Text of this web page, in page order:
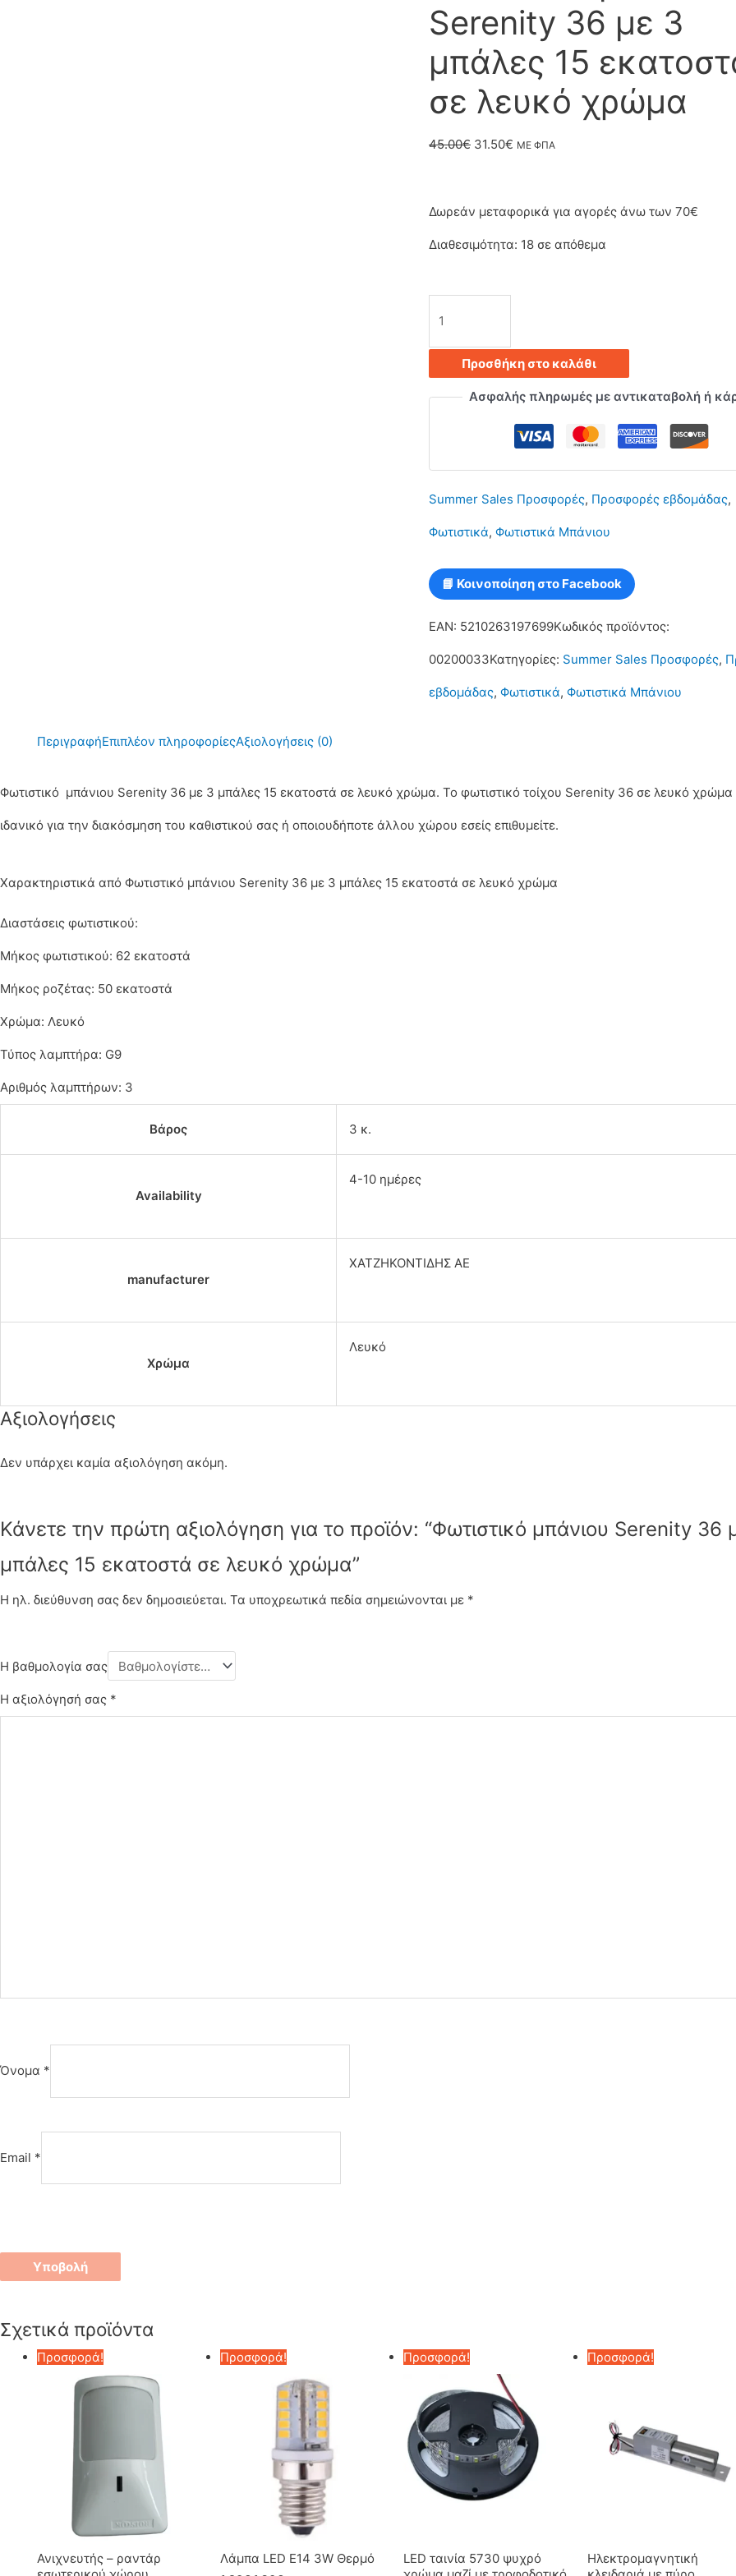
Serenity 36 με 3
μπάλες 15
σε λευκό χρώμα
45.00€ Original
was:
45.00€.
31.50€ Η
τιμή
είναι:
ΜΕ ΦΠΑ
Δωρεάν μεταφορικά για αγορές άνω των 70€
Διαθεσιμότητα: 18 σε απόθεμα
μπάνιου
Serenity
3
μπάλες
15
εκατοστά
ποσότητα
Προσθήκη στο καλάθι
Ασφαλής πληρωμές με αντικαταβολή ή
Summer Sales Προσφορές, Προσφορές εβδομάδας,
Φωτιστικά,Φωτιστικά Μπάνιου
📘 Κοινοποίηση στο Facebook
EAN: 5210263197699Κωδικός προϊόντος:
00200033Κατηγορίες: Summer Sales Προσφορές,
εβδομάδας,Φωτιστικά,Φωτιστικά Μπάνιου
ΠεριγραφήΕπιπλέον πληροφορίεςΑξιολογήσεις (0)
Φωτιστικό μπάνιου Serenity 36 με 3 μπάλες 15 εκατοστά σε λευκό χρώμα. Το φωτιστικό τοίχου Serenity 36 σε λευκό χρώμα
ιδανικό για την διακόσμηση του καθιστικού σας ή οποιουδήποτε άλλου χώρου εσείς επιθυμείτε.
Χαρακτηριστικά από Φωτιστικό μπάνιου Serenity 36 με 3 μπάλες 15 εκατοστά σε λευκό χρώμα
Διαστάσεις φωτιστικού:
Μήκος φωτιστικού: 62 εκατοστά
Μήκος ροζέτας: 50 εκατοστά
Χρώμα: Λευκό
Τύπος λαμπτήρα: G9
Αριθμός λαμπτήρων: 3
Βάρος 3 κ.
Availability
4-10 ημέρες
manufacturer
ΧΑΤΖΗΚΟΝΤΙΔΗΣ ΑΕ
Χρώμα
Λευκό
Αξιολογήσεις
Δεν υπάρχει καμία αξιολόγηση ακόμη.
Κάνετε την πρώτη αξιολόγηση για το προϊόν: “Φωτιστικό μπάνιου Serenity 36
μπάλες 15 εκατοστά σε λευκό χρώμα”
Η ηλ. διεύθυνση σας δεν δημοσιεύεται. Τα υποχρεωτικά πεδία σημειώνονται με *
Η βαθμολογία σας
Η αξιολόγησή σας *
Όνομα *
Email *
Σχετικά προϊόντα
Προσφορά!
Ανιχνευτής – ραντάρ
Προσφορά!
Λάμπα LED Ε14 3W Θερμό
Προσφορά!
LED ταινία 5730 ψυχρό
Προσφορά!
Ηλεκτρομαγνητική